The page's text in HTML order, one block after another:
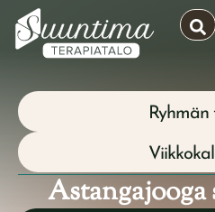
Ryhmän